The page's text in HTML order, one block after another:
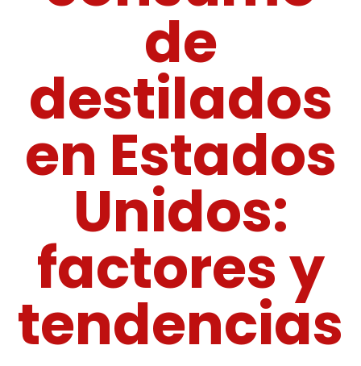
de
destilados
en Estados
Unidos:
factores y
tendencias